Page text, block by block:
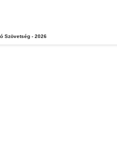
Szövetség - 2026